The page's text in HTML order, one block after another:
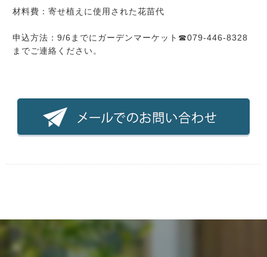
材料費：寄せ植えに使用された花苗代
申込方法：9/6までにガーデンマーケット☎079-446-8328
までご連絡ください。